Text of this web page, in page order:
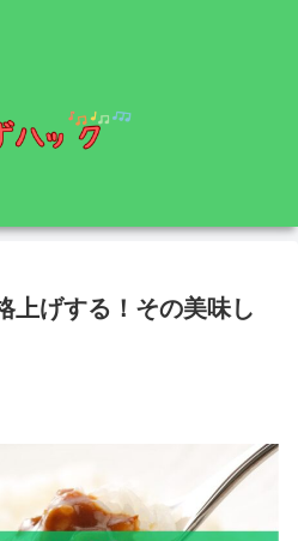
上げする！その美味し